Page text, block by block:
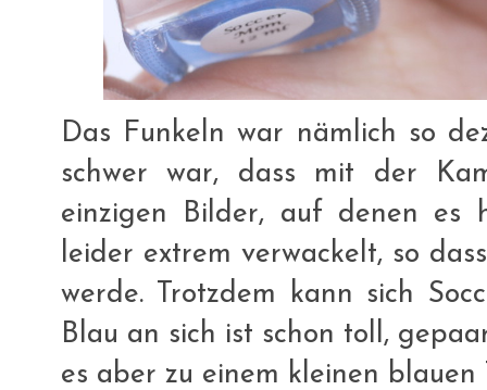
Das Funkeln war nämlich so
schwer war, dass mit der
einzigen Bilder, auf denen es
leider extrem verwackelt, so
werde. Trotzdem kann sich
Blau an sich ist schon toll,
es aber zu einem kleinen blauen